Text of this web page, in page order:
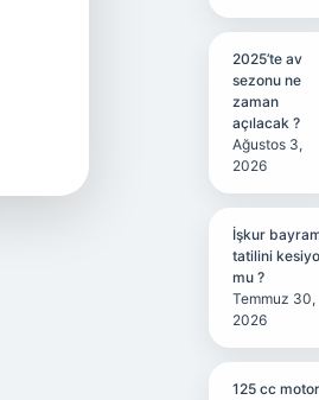
2025’te av
sezonu ne
zaman
açılacak ?
Ağustos 3,
2026
İşkur
tatilini
mu ?
Temmuz 30,
2026
125 cc